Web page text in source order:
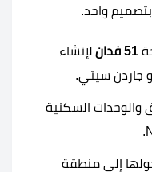
واحد.
51 فدان
لإنشاء
جاردن سيتي.
والوحدات السكنية
إلى منطقة